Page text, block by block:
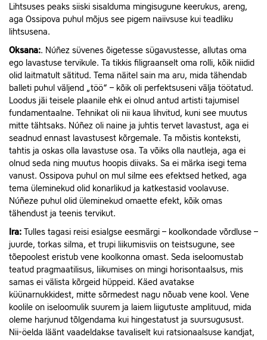
Lihtsuses peaks siiski sisalduma mingisugune keerukus, areng,
aga Ossipova puhul mõjus see pigem naiivsuse kui teadliku
lihtsusena.
Oksana:. Núñez süvenes õigetesse sügavustesse, allutas oma
ego lavastuse tervikule. Ta tikkis filigraanselt oma rolli, kõik niidid
olid laitmatult sätitud. Tema näitel sain ma aru, mida tähendab
balleti puhul väljend „töö“ – kõik oli perfektsuseni välja töötatud.
Loodus jäi teisele plaanile ehk ei olnud antud artisti tajumisel
fundamentaalne. Tehnikat oli nii kaua lihvitud, kuni see muutus
mitte tähtsaks. Núñez oli naine ja juhtis tervet lavastust, aga ei
seadnud ennast lavastusest kõrgemale. Ta mõistis konteksti,
tahtis ja oskas olla lavastuse osa. Ta võiks olla nautleja, aga ei
olnud seda ning muutus hoopis diivaks. Sa ei märka isegi tema
vanust. Ossipova puhul on mul silme ees efektsed hetked, aga
tema üleminekud olid konarlikud ja katkestasid voolavuse.
Núñeze puhul olid üleminekud omaette efekt, kõik omas
tähendust ja teenis tervikut.
Ira: Tulles tagasi reisi esialgse eesmärgi – koolkondade võrdluse –
juurde, torkas silma, et trupi liikumisviis on teistsugune, see
tõepoolest eristub vene koolkonna omast. Seda iseloomustab
teatud pragmaatilisus, liikumises on mingi horisontaalsus, mis
samas ei välista kõrgeid hüppeid. Käed avatakse
küünarnukkidest, mitte sõrmedest nagu nõuab vene kool. Vene
koolile on iseloomulik suurem ja laiem liigutuste amplituud, mida
oleme harjunud tõlgendama kui hingestatust ja suursugusust.
Nii-öelda läänt vaadeldakse tavaliselt kui ratsionaalsuse kandjat,